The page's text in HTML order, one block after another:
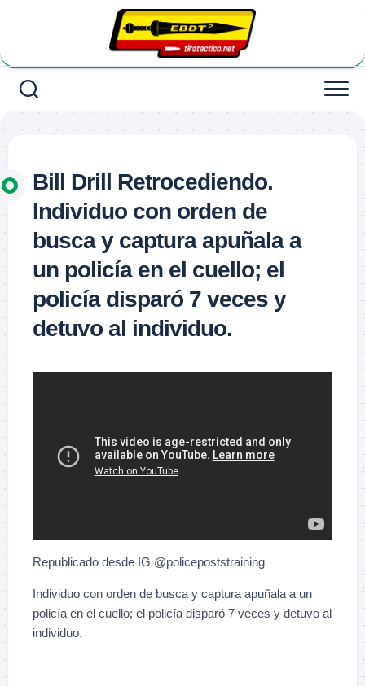
Bill Drill Retrocediendo.
Individuo con orden de
busca y captura apuñala a
un policía en el cuello; el
policía disparó 7 veces y
detuvo al individuo.
Republicado desde IG @policepoststraining
Individuo con orden de busca y captura apuñala a un
policía en el cuello; el policía disparó 7 veces y detuvo al
individuo.